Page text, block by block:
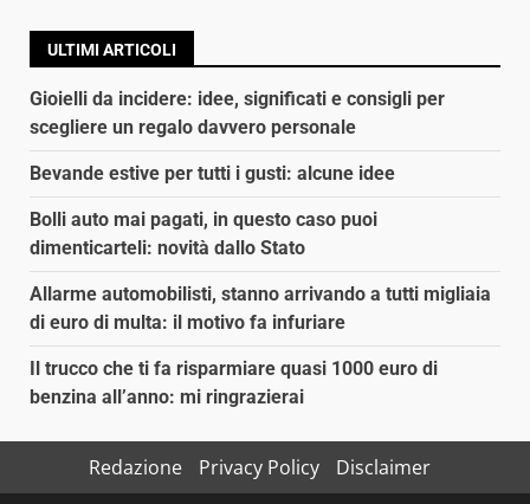
ULTIMI ARTICOLI
Gioielli da incidere: idee, significati e consigli per
scegliere un regalo davvero personale
Bevande estive per tutti i gusti: alcune idee
Bolli auto mai pagati, in questo caso puoi
dimenticarteli: novità dallo Stato
Allarme automobilisti, stanno arrivando a tutti migliaia
di euro di multa: il motivo fa infuriare
Il trucco che ti fa risparmiare quasi 1000 euro di
benzina all’anno: mi ringrazierai
Redazione Privacy Policy
Disclaimer